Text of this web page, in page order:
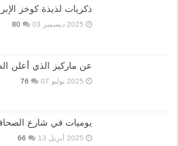
ذكريات لذيذة كوخز الإبر
2025 ديسمبر 03 80
عن ماركيز الذي أعلن
2025 يوليو 07 76
يوميات في شارع
2025 أبريل 13 66